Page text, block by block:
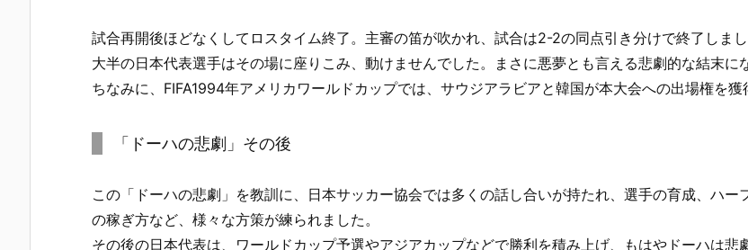
試合再開後ほどなくしてロスタイム終了。主審の笛が吹かれ、試合は2-2の同点引き分けで終了しまし
大半の日本代表選手はその場に座りこみ、動けませんでした。まさに悪夢とも言える悲劇的な結末に
ちなみに、FIFA1994年アメリカワールドカップでは、サウジアラビアと韓国が本大会への出場権を獲
「ドーハの悲劇」その後
この「ドーハの悲劇」を教訓に、日本サッカー協会では多くの話し合いが持たれ、選手の育成、ハ
の稼ぎ方など、様々な方策が練られました。
その後の日本代表は、ワールドカップ予選やアジアカップなどで勝利を積み上げ、もはやドーハは